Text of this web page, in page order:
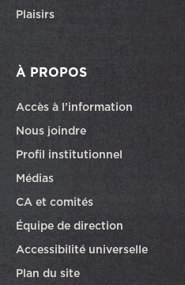
Plaisirs
À PROPOS
Accès à l’information
Nous joindre
Profil institutionnel
Médias
CA et comités
Équipe de direction
Accessibilité universelle
Plan du site